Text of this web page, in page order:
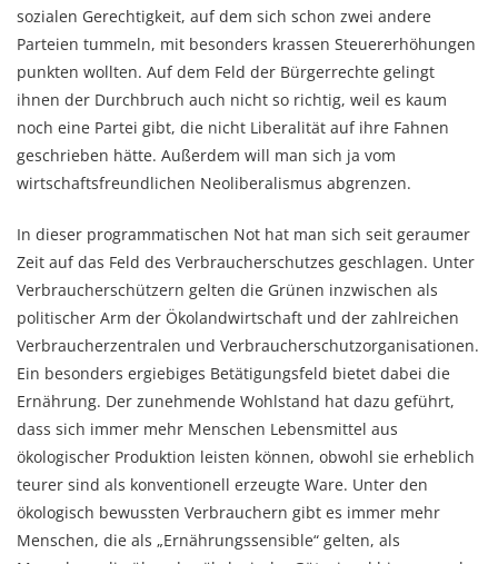
sozialen Gerechtigkeit, auf dem sich schon zwei andere
Parteien tummeln, mit besonders krassen Steuererhöhungen
punkten wollten. Auf dem Feld der Bürgerrechte gelingt
ihnen der Durchbruch auch nicht so richtig, weil es kaum
noch eine Partei gibt, die nicht Liberalität auf ihre Fahnen
geschrieben hätte. Außerdem will man sich ja vom
wirtschaftsfreundlichen Neoliberalismus abgrenzen.
In dieser programmatischen Not hat man sich seit geraumer
Zeit auf das Feld des Verbraucherschutzes geschlagen. Unter
Verbraucherschützern gelten die Grünen inzwischen als
politischer Arm der Ökolandwirtschaft und der zahlreichen
Verbraucherzentralen und Verbraucherschutzorganisationen.
Ein besonders ergiebiges Betätigungsfeld bietet dabei die
Ernährung. Der zunehmende Wohlstand hat dazu geführt,
dass sich immer mehr Menschen Lebensmittel aus
ökologischer Produktion leisten können, obwohl sie erheblich
teurer sind als konventionell erzeugte Ware. Unter den
ökologisch bewussten Verbrauchern gibt es immer mehr
Menschen, die als „Ernährungssensible“ gelten, als